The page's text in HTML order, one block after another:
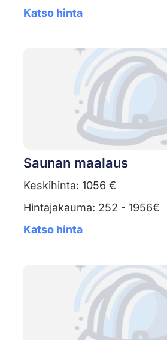
Katso hinta
Saunan maalaus
Keskihinta: 1056 €
Hintajakauma: 252 - 1956€
Katso hinta